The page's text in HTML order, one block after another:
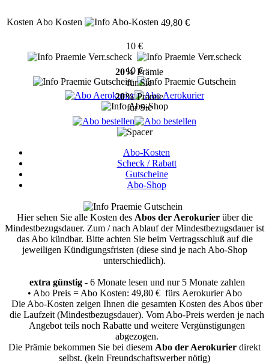
Kosten Abo Kosten 49,80 €
10 €
20% Prämie
für Sie
10 €
20% Prämie
für Sie
Abo-Kosten
Scheck / Rabatt
Gutscheine
Abo-Shop
Hier sehen Sie alle Kosten des Abos der Aerokurierüber die
Mindestbezugsdauer. Zum / nach Ablauf der Mindestbezugsdauer ist
das Abo kündbar. Bitte achten Sie beim Vertragsschluß auf die
jeweiligen Kündigungsfristen (diese sind je nach Abo-Shop
unterschiedlich).
extra günstig- 6 Monate lesen und nur 5 Monate zahlen
• Abo Preis = Abo Kosten: 49,80 € fürs Aerokurier Abo
Die Abo-Kosten zeigen Ihnen die gesamten Kosten des Abos über
die Laufzeit (Mindestbezugsdauer). Vom Abo-Preis werden je nach
Angebot teils noch Rabatte und weitere Vergünstigungen
abgezogen.
Die Prämie bekommen Sie bei diesem Abo der Aerokurier direkt
selbst. (kein Freundschaftswerber nötig)